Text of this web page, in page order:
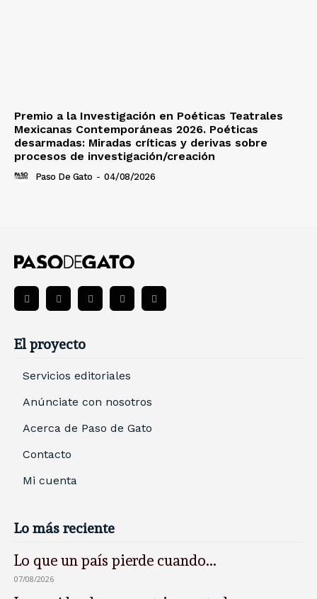
Premio a la Investigación en Poéticas Teatrales
Mexicanas Contemporáneas 2026. Poéticas
desarmadas: Miradas críticas y derivas sobre
procesos de investigación/creación
Paso De Gato - 04/08/2026
El proyecto
Servicios editoriales
Anúnciate con nosotros
Acerca de Paso de Gato
Contacto
Mi cuenta
Lo más reciente
Lo que un país pierde cuando...
07/08/2026